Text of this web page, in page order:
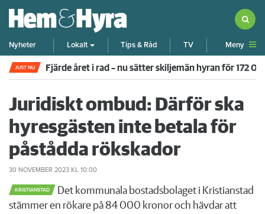
Nyheter Lokalt Tips & Råd TV Meny
JUST NU Fjärde året i rad – nu sätter skiljemän hyran för 172
Juridiskt ombud: Därför ska
hyresgästen inte betala för
påstådda rökskador
30 NOVEMBER 2023 KL 10:00
KRISTIANSTAD
Det kommunala bostadsbolaget i Kristianstad
stämmer en rökare på 84 000 kronor och hävdar att